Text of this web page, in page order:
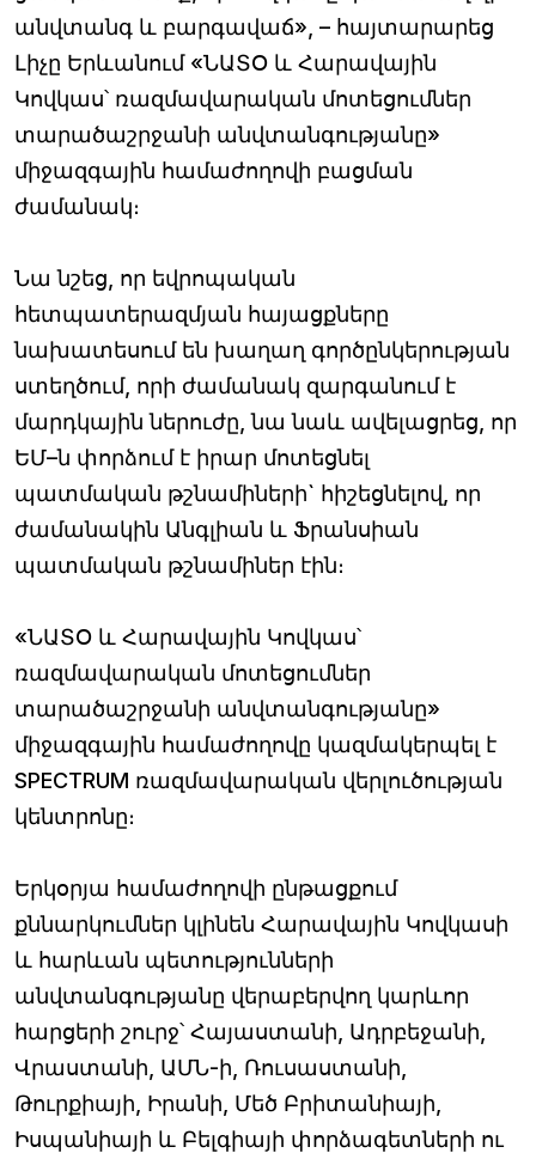
անվտանգ և բարգավաճ», – հայտարարեց
Լիչը Երևանում «ՆԱՏՕ և Հարավային
Կովկաս՝ ռազմավարական մոտեցումներ
տարածաշրջանի անվտանգությանը»
միջազգային համաժողովի բացման
ժամանակ։
Նա նշեց, որ եվրոպական
հետպատերազմյան հայացքները
նախատեսում են խաղաղ գործընկերության
ստեղծում, որի ժամանակ զարգանում է
մարդկային ներուժը, նա նաև ավելացրեց, որ
ԵՄ–ն փորձում է իրար մոտեցնել
պատմական թշնամիների` հիշեցնելով, որ
ժամանակին Անգլիան և Ֆրանսիան
պատմական թշնամիներ էին։
«ՆԱՏՕ և Հարավային Կովկաս՝
ռազմավարական մոտեցումներ
տարածաշրջանի անվտանգությանը»
միջազգային համաժողովը կազմակերպել է
SPECTRUM ռազմավարական վերլուծության
կենտրոնը։
Երկօրյա համաժողովի ընթացքում
քննարկումներ կլինեն Հարավային Կովկասի
և հարևան պետությունների
անվտանգությանը վերաբերվող կարևոր
հարցերի շուրջ՝ Հայաստանի, Ադրբեջանի,
Վրաստանի, ԱՄՆ-ի, Ռուսաստանի,
Թուրքիայի, Իրանի, Մեծ Բրիտանիայի,
Իսպանիայի և Բելգիայի փորձագետների ու